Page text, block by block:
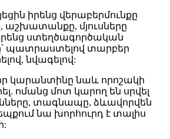
իրենց վերաբերմունքը
մյուսները
ստեղծագործական
պատրաստելով տարբեր
նվագելով:
որ կարանտինը նաև որոշակի
ոմանց մոտ կարող են սրվել
տագնապը, ձևավորվեն
նա խորհուրդ է տալիս